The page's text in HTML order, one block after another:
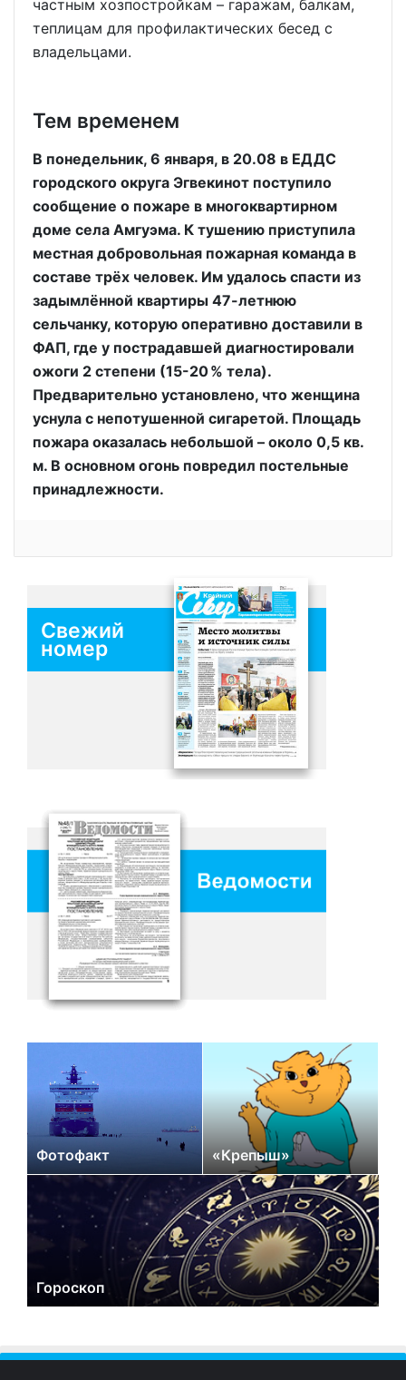
частным хозпостройкам – гаражам, балкам,
теплицам для профилактических бесед с
владельцами.
Тем временем
В понедельник, 6 января, в 20.08 в ЕДДС
городского округа Эгвекинот поступило
сообщение о пожаре в многоквартирном
доме села Амгуэма. К тушению приступила
местная добровольная пожарная команда в
составе трёх человек. Им удалось спасти из
задымлённой квартиры 47-летнюю
сельчанку, которую оперативно доставили в
ФАП, где у пострадавшей диагностировали
ожоги 2 степени (15-20 % тела).
Предварительно установлено, что женщина
уснула с непотушенной сигаретой. Площадь
пожара оказалась небольшой – около 0,5 кв.
м. В основном огонь повредил постельные
принадлежности.
Свежий
номер
Фотофакт «Крепыш»
Гороскоп